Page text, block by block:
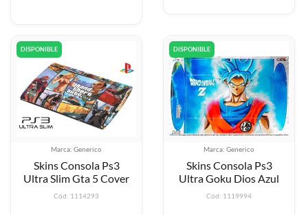
DISPONIBLE
Marca: Generico
Skins Consola Ps3
Ultra Slim Gta 5 Cover
Cód: 1114293
DISPONIBLE
Marca: Generico
Skins Consola Ps3
Ultra Goku Dios Azul
Cód: 1119994